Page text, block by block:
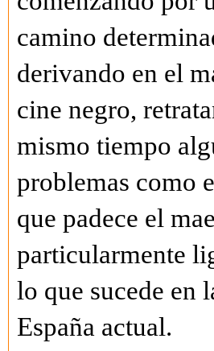
camino
derivando en el
cine negro,
mismo tiempo
problemas como
que padece el
particularmente
lo que sucede en
España actual.